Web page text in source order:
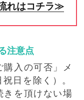
れはコチラ≫
注意点
入の可否」メ
日を除く）。
きを頂けない場